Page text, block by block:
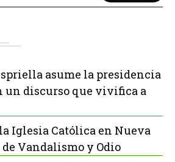
asume la presidencia
un discurso que vivifica a
Iglesia Católica en Nueva
Vandalismo y Odio